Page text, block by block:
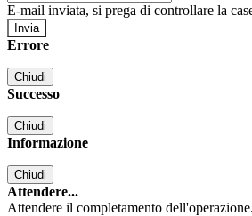
E-mail inviata, si prega di controllare la
Errore
Chiudi
Successo
Chiudi
Informazione
Chiudi
Attendere...
Attendere il completamento